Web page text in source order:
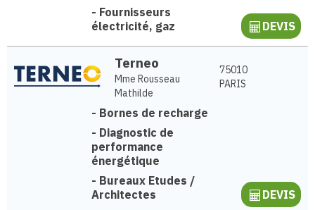
- Fournisseurs
électricité, gaz
DEVIS
Terneo
Mme Rousseau
Mathilde
75010
PARIS
- Bornes de recharge
- Diagnostic de
performance
énergétique
- Bureaux Etudes /
Architectes
DEVIS